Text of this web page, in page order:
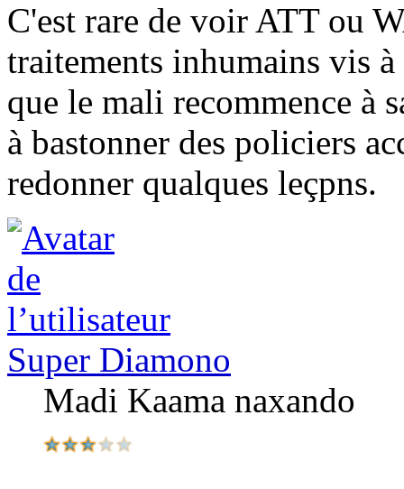
C'est rare de voir ATT ou
traitements inhumains vis
que le mali recommence à
à bastonner des policiers
redonner qualques leçpns.
Super Diamono
Madi Kaama naxando